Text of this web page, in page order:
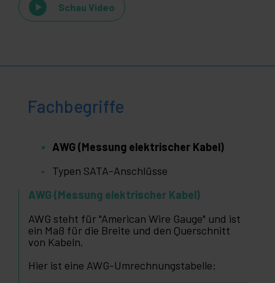
Schau Video
Fachbegriffe
AWG (Messung elektrischer Kabel)
Typen SATA-Anschlüsse
AWG (Messung elektrischer Kabel)
AWG steht für "American Wire Gauge" und ist
ein Maß für die Breite und den Querschnitt
von Kabeln.
Hier ist eine AWG-Umrechnungstabelle: